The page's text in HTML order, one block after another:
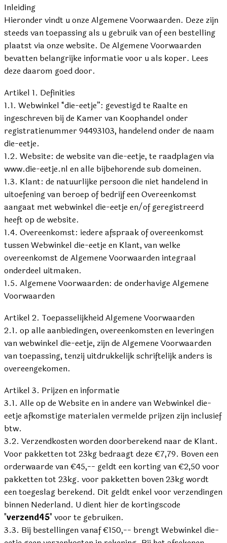
Inleiding
Hieronder vindt u onze Algemene Voorwaarden. Deze zijn
steeds van toepassing als u gebruik van of een bestelling
plaatst via onze website. De Algemene Voorwaarden
bevatten belangrijke informatie voor u als koper. Lees
deze daarom goed door.
Artikel 1. Definities
1.1. Webwinkel “die-eetje”: gevestigd te Raalte en
ingeschreven bij de Kamer van Koophandel onder
registratienummer 94493103, handelend onder de naam
die-eetje.
1.2. Website: de website van die-eetje, te raadplagen via
www.die-eetje.nl en alle bijbehorende sub domeinen.
1.3. Klant: de natuurlijke persoon die niet handelend in
uitoefening van beroep of bedrijf een Overeenkomst
aangaat met webwinkel die-eetje en/of geregistreerd
heeft op de website.
1.4. Overeenkomst: iedere afspraak of overeenkomst
tussen Webwinkel die-eetje en Klant, van welke
overeenkomst de Algemene Voorwaarden integraal
onderdeel uitmaken.
1.5. Algemene Voorwaarden: de onderhavige Algemene
Voorwaarden
Artikel 2. Toepasselijkheid Algemene Voorwaarden
2.1. op alle aanbiedingen, overeenkomsten en leveringen
van webwinkel die-eetje, zijn de Algemene Voorwaarden
van toepassing, tenzij uitdrukkelijk schriftelijk anders is
overeengekomen.
Artikel 3. Prijzen en informatie
3.1. Alle op de Website en in andere van Webwinkel die-
eetje afkomstige materialen vermelde prijzen zijn inclusief
btw.
3.2. Verzendkosten worden doorberekend naar de Klant.
Voor pakketten tot 23kg bedraagt deze €7,79. Boven een
orderwaarde van €45,-- geldt een korting van €2,50 voor
pakketten tot 23kg. voor pakketten boven 23kg wordt
een toegeslag berekend. Dit geldt enkel voor verzendingen
binnen Nederland. U dient hier de kortingscode
"verzend45" voor te gebruiken.
3.3. Bij bestellingen vanaf €150,-- brengt Webwinkel die-